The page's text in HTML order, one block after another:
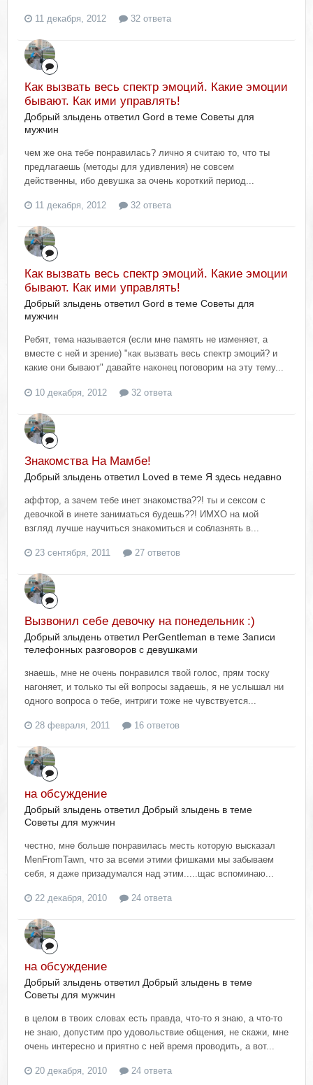
11 декабря, 2012 32 ответа
Как вызвать весь спектр эмоций. Какие эмоции
бывают. Как ими управлять!
Добрый злыдень ответил Gord в теме Советы для
мужчин
чем же она тебе понравилась? лично я считаю то, что ты
предлагаешь (методы для удивления) не совсем
действенны, ибо девушка за очень короткий период...
11 декабря, 2012 32 ответа
Как вызвать весь спектр эмоций. Какие эмоции
бывают. Как ими управлять!
Добрый злыдень ответил Gord в теме Советы для
мужчин
Ребят, тема называется (если мне память не изменяет, а
вместе с ней и зрение) "как вызвать весь спектр эмоций? и
какие они бывают" давайте наконец поговорим на эту тему...
10 декабря, 2012 32 ответа
Знакомства На Мамбе!
Добрый злыдень ответил Loved в теме Я здесь недавно
аффтор, а зачем тебе инет знакомства??! ты и сексом с
девочкой в инете заниматься будешь??! ИМХО на мой
взгляд лучше научиться знакомиться и соблазнять в...
23 сентября, 2011 27 ответов
Вызвонил себе девочку на понедельник :)
Добрый злыдень ответил PerGentleman в теме Записи
телефонных разговоров с девушками
знаешь, мне не очень понравился твой голос, прям тоску
нагоняет, и только ты ей вопросы задаешь, я не услышал ни
одного вопроса о тебе, интриги тоже не чувствуется...
28 февраля, 2011 16 ответов
на обсуждение
Добрый злыдень ответил Добрый злыдень в теме
Советы для мужчин
честно, мне больше понравилась месть которую высказал
MenFromTawn, что за всеми этими фишками мы забываем
себя, я даже призадумался над этим.....щас вспоминаю...
22 декабря, 2010 24 ответа
на обсуждение
Добрый злыдень ответил Добрый злыдень в теме
Советы для мужчин
в целом в твоих словах есть правда, что-то я знаю, а что-то
не знаю, допустим про удовольствие общения, не скажи, мне
очень интересно и приятно с ней время проводить, а вот...
20 декабря, 2010 24 ответа